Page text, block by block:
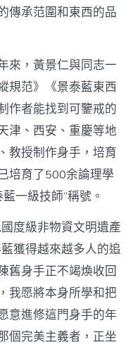
傳承范圍和東西的品
來，黃景仁與同志一
規范》《景泰藍東西
作者能找到可鑒戒的
津、西安、重慶等地
教授制作身手，培育
培育了500余論理學
一級技師”稱號。
度級非物資文明遺產
獲得越來越多人的追
舊身手正不竭煥收回
我愿將本身所學和把
意進修這門身手的年
個完美主義者，正坐